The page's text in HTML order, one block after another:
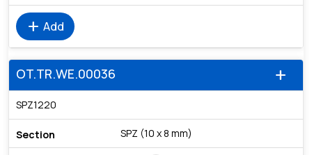
add Add
add
OT.TR.WE.00036
SPZ1220
SPZ (10 x 8 mm)